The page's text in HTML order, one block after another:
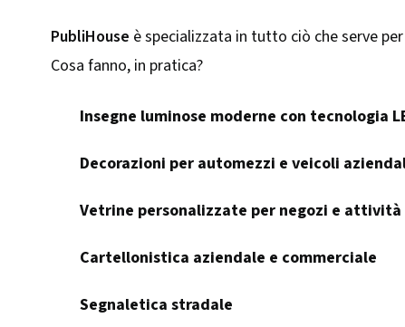
PubliHouse è specializzata in tutto ciò che serve
Cosa fanno, in pratica?
Insegne luminose moderne con tecnologia
Decorazioni per automezzi e veicoli
Vetrine personalizzate per negozi e attività
Cartellonistica aziendale e commerciale
Segnaletica stradale